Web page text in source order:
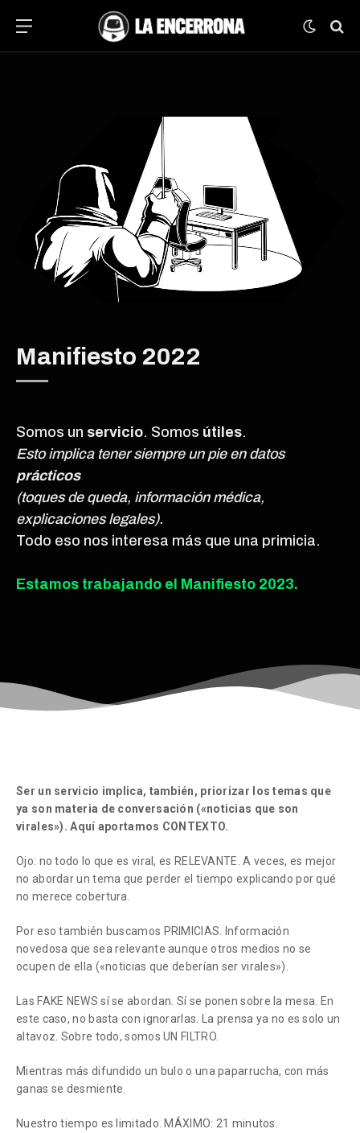
Manifiesto 2022
Somos un servicio. Somos útiles.
Esto implica tener siempre un pie en datos
prácticos
(toques de queda, información médica,
explicaciones legales).
Todo eso nos interesa más que una primicia.
Estamos trabajando el Manifiesto 2023.
Ser un servicio implica, también, priorizar los temas que
ya son materia de conversación («noticias que son
virales»). Aquí aportamos CONTEXTO.
Ojo: no todo lo que es viral, es RELEVANTE. A veces, es mejor
no abordar un tema que perder el tiempo explicando por qué
no merece cobertura.
Por eso también buscamos PRIMICIAS. Información
novedosa que sea relevante aunque otros medios no se
ocupen de ella («noticias que deberían ser virales»).
Las FAKE NEWS sí se abordan. Sí se ponen sobre la mesa. En
este caso, no basta con ignorarlas. La prensa ya no es solo un
altavoz. Sobre todo, somos UN FILTRO.
Mientras más difundido un bulo o una paparrucha, con más
ganas se desmiente.
Nuestro tiempo es limitado. MÁXIMO: 21 minutos.